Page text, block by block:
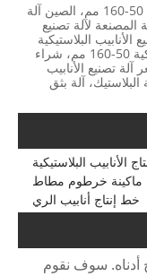
الكلمات الساخنة: آلة صنع الأنابيب البلاستيكية 50-160 مم، الصين آلة
50-160 مم، الشركة المصنعة لآلة تصنيع
مورد آلة تصنيع الأنابيب البلاستيكية
50-160 مم، مصنع آلة تصنيع الأنابيب البلاستيكية 50-160 مم، شراء
البلاستيكية 50-160 مم، سعر آلة تصنيع الأنابيب
آلة البلاستيك، آلة بثق
الأنابيب البلاستيكية
ماكينة خرطوم مطاط
خط إنتاج أنابيب الري
أدناه. سوف نقوم